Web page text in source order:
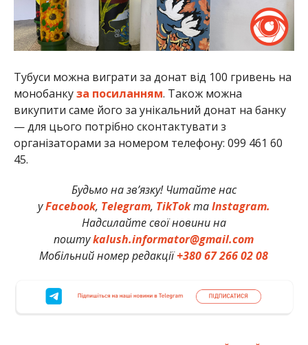
Тубуси можна виграти за донат від 100 гривень на
монобанкуза посиланням. Також можна
викупити саме його за унікальний донат на банку
— для цього потрібно сконтактувати з
організаторами за номером телефону: 099 461 60
45.
Будьмо на зв’язку! Читайте нас
уFacebook, Telegram, TikTokтаInstagram.
Надсилайте свої новини на
поштуkalush.informator@gmail.com
Мобільний номер редакції+380 67 266 02 08